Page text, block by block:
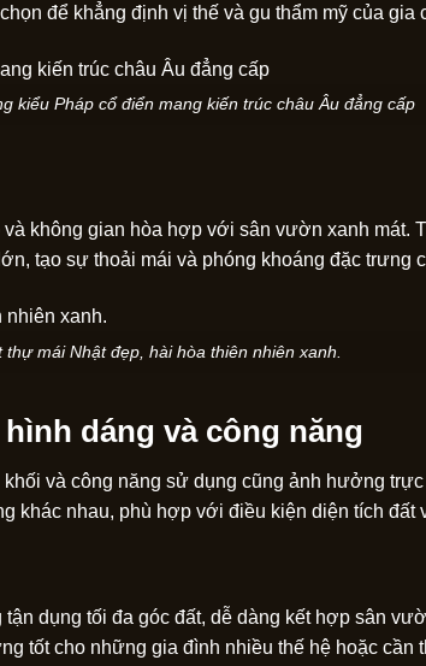
để khẳng định vị thế và gu thẩm mỹ của gia
kiểu Pháp cổ điển mang kiến trúc châu Âu đẳng cấp
không gian hòa hợp với sân vườn xanh mát.
tạo sự thoải mái và phóng khoáng đặc trưng
thự mái Nhật đẹp, hài hòa thiên nhiên xanh.
dáng và công năng
và công năng sử dụng cũng ảnh hưởng
khác nhau, phù hợp với điều kiện diện tích đất
dụng tối đa góc đất, dễ dàng kết hợp sân
tốt cho những gia đình nhiều thế hệ hoặc cần